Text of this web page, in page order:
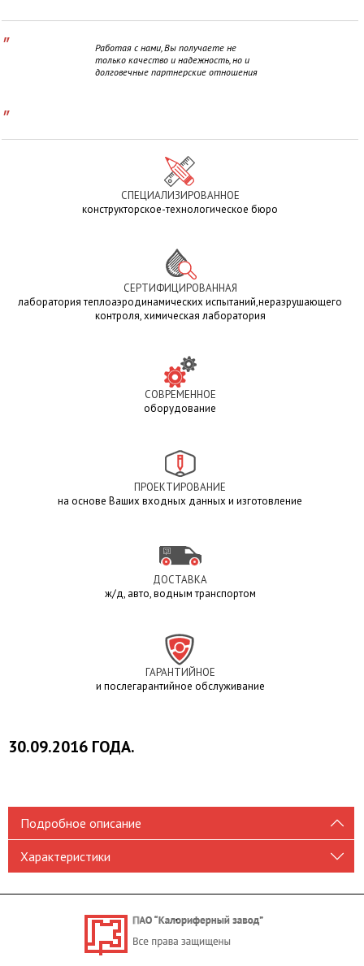
"
Работая с нами, Вы получаете не
только качество и надежность, но и
долговечные партнерские отношения
"
СПЕЦИАЛИЗИРОВАННОЕ
конструкторское-технологическое бюро
СЕРТИФИЦИРОВАННАЯ
лаборатория теплоаэродинамических испытаний,неразрушающего
контроля, химическая лаборатория
СОВРЕМЕННОЕ
оборудование
ПРОЕКТИРОВАНИЕ
на основе Ваших входных данных и изготовление
ДОСТАВКА
ж/д, авто, водным транспортом
ГАРАНТИЙНОЕ
и послегарантийное обслуживание
30.09.2016 ГОДА.
Подробное описание
Характеристики